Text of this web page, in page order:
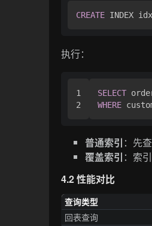
CREATE INDEX
执行：
1
SELECT
WHERE
普通索引 ：先
覆盖索引 ：索
4.2 性能对比
查询类型
回表查询